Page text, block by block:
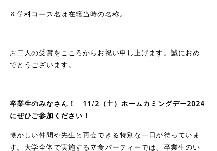
※学科コース名は在籍当時の名称。
お二人の受賞をこころからお祝い申し上げます。誠におめ
でとうございます。
卒業生のみなさん！ 11/2（土）ホームカミングデー2024
にぜひご参加ください！
懐かしい仲間や先生と再会できる特別な一日が待っていま
す。大学全体で実施する立食パーティーでは、卒業生のい